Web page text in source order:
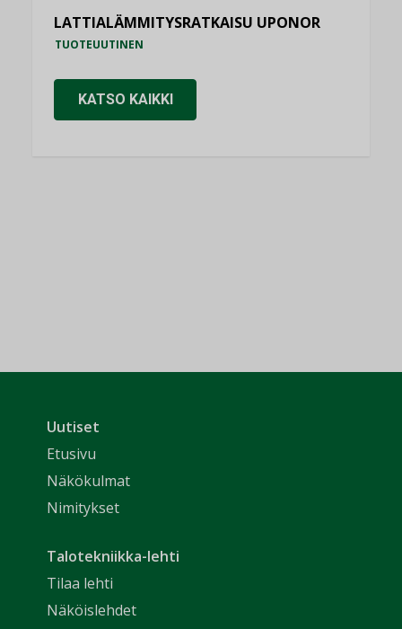
LATTIALÄMMITYSRATKAISU UPONOR
TUOTEUUTINEN
KATSO KAIKKI
Uutiset
Etusivu
Näkökulmat
Nimitykset
Talotekniikka-lehti
Tilaa lehti
Näköislehdet